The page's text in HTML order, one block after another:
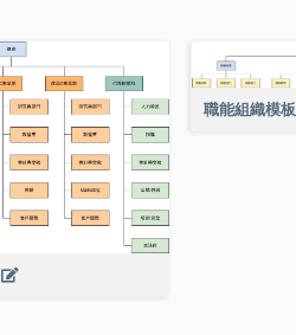
職能組織模板